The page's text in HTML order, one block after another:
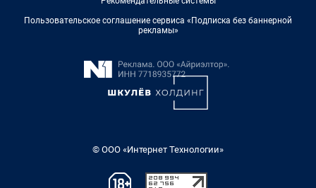
Пользовательское соглашение сервиса «Подписка без баннерной
рекламы»
© ООО «Интернет Технологии»